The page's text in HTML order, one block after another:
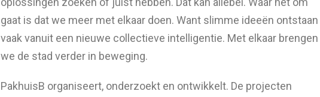
gaat is dat we meer met elkaar doen. Want slimme ideeën ontstaan
vaak vanuit een nieuwe collectieve intelligentie. Met elkaar brengen
we de stad verder in beweging.
PakhuisB organiseert, onderzoekt en ontwikkelt. De projecten